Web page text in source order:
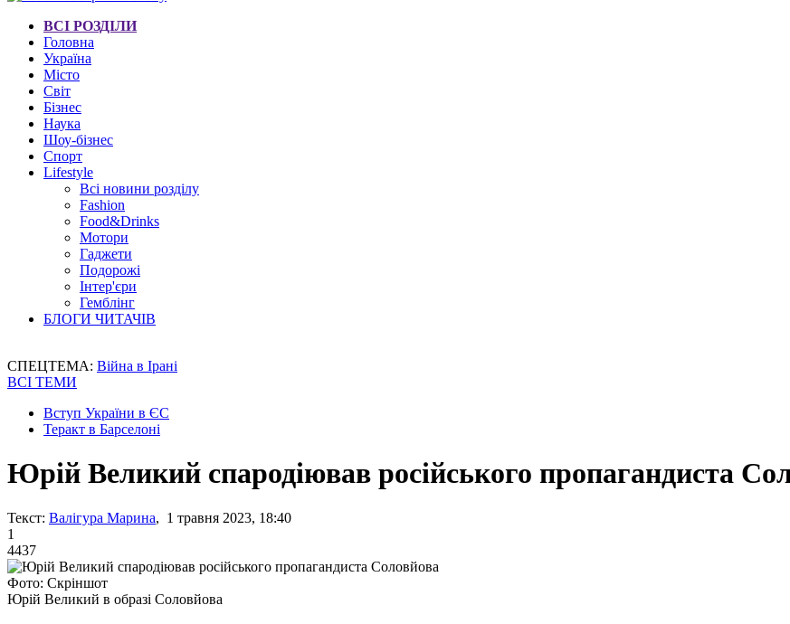
ВСІ РОЗДІЛИ
Головна
Україна
Місто
Світ
Бізнес
Наука
Шоу-бізнес
Спорт
Lifestyle
Всі новини розділу
Fashion
Food&Drinks
Мотори
Гаджети
Подорожі
Інтер'єри
Гемблінг
БЛОГИ ЧИТАЧІВ
СПЕЦТЕМА: Війна в Ірані
ВСІ ТЕМИ
Вступ України в ЄС
Теракт в Барселоні
Юрій Великий спародіював російського пропагандиста
Текст: Валігура Марина, 1 травня 2023, 18:40
1
4437
Фото: Скріншот
Юрій Великий в образі Соловйова